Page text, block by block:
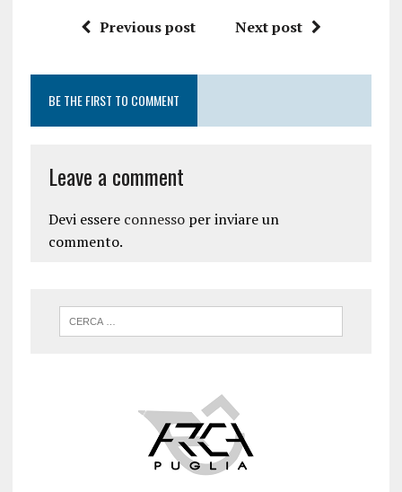
Previous post Next post
BE THE FIRST TO COMMENT
Leave a comment
Devi essere connessoper inviare un
commento.